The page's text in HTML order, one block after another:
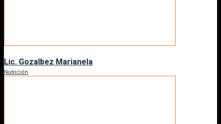
Lic. Gozalbez Marianela
Nutrición